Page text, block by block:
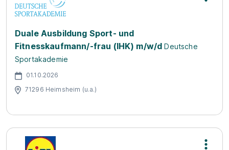
Duale Ausbildung Sport- und
Fitnesskaufmann/-frau (IHK) m/w/d Deutsche
Sportakademie
01.10.2026
71296 Heimsheim (u.a.)